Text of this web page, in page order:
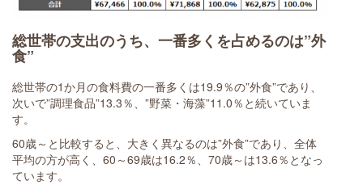
総世帯の支出のうち、一番多くを占めるのは”外
食”
総世帯の1か月の食料費の一番多くは19.9％の”外食”であり、
次いで”調理食品”13.3％、”野菜・海藻”11.0％と続いていま
す。
60歳～と比較すると、大きく異なるのは”外食”であり、全体
平均の方が高く、60～69歳は16.2％、70歳～は13.6％となっ
ています。